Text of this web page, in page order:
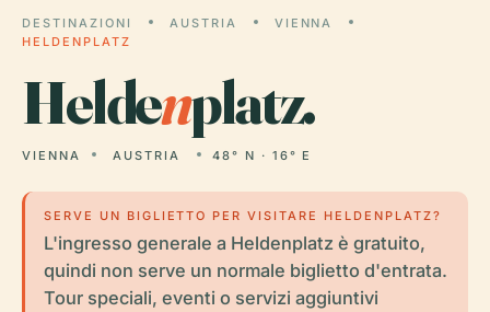
DESTINAZIONI AUSTRIA
VIENNA
HELDENPLATZ
Heldenplatz.
VIENNA AUSTRIA 48° N · 16° E
SERVE UN BIGLIETTO PER VISITARE HELDENPLATZ?
L'ingresso generale a Heldenplatz è gratuito,
quindi non serve un normale biglietto d'entrata.
Tour speciali, eventi o servizi aggiuntivi